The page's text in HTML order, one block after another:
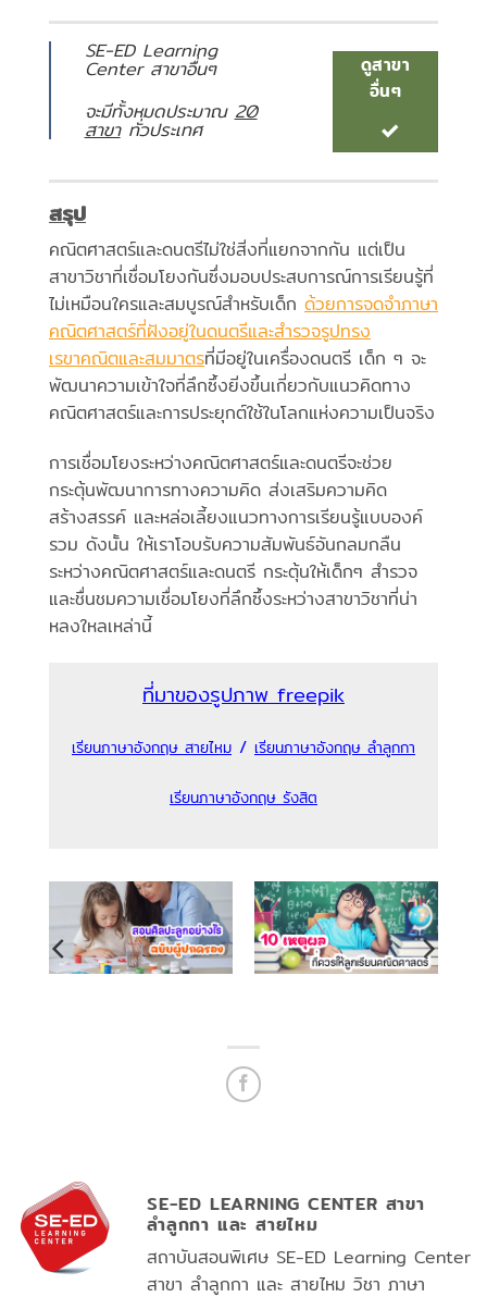
SE-ED Learning
Center สาขาอื่นๆ
จะมีทั้งหมดประมาณ 20
สาขาทั่วประเทศ
ดูสาขา
อื่นๆ
สรุป
คณิตศาสตร์และดนตรีไม่ใช่สิ่งที่แยกจากกัน แต่เป็น
สาขาวิชาที่เชื่อมโยงกันซึ่งมอบประสบการณ์การเรียนรู้ที่
ไม่เหมือนใครและสมบูรณ์สำหรับเด็ก ด้วยการจดจำภาษา
คณิตศาสตร์ที่ฝังอยู่ในดนตรีและสำรวจรูปทรง
เรขาคณิตและสมมาตรที่มีอยู่ในเครื่องดนตรี เด็ก ๆ จะ
พัฒนาความเข้าใจที่ลึกซึ้งยิ่งขึ้นเกี่ยวกับแนวคิดทาง
คณิตศาสตร์และการประยุกต์ใช้ในโลกแห่งความเป็นจริง
การเชื่อมโยงระหว่างคณิตศาสตร์และดนตรีจะช่วย
กระตุ้นพัฒนาการทางความคิด ส่งเสริมความคิด
สร้างสรรค์ และหล่อเลี้ยงแนวทางการเรียนรู้แบบองค์
รวม ดังนั้น ให้เราโอบรับความสัมพันธ์อันกลมกลืน
ระหว่างคณิตศาสตร์และดนตรี กระตุ้นให้เด็กๆ สำรวจ
และชื่นชมความเชื่อมโยงที่ลึกซึ้งระหว่างสาขาวิชาที่น่า
หลงใหลเหล่านี้
ที่มาของรูปภาพ freepik
เรียนภาษาอังกฤษ สายไหม / เรียนภาษาอังกฤษ ลำลูกกา
เรียนภาษาอังกฤษ รังสิต
SE-ED LEARNING CENTER สาขา
ลำลูกกา และ สายไหม
สถาบันสอนพิเศษ SE-ED Learning Center
สาขา ลำลูกกา และ สายไหม วิชา ภาษา